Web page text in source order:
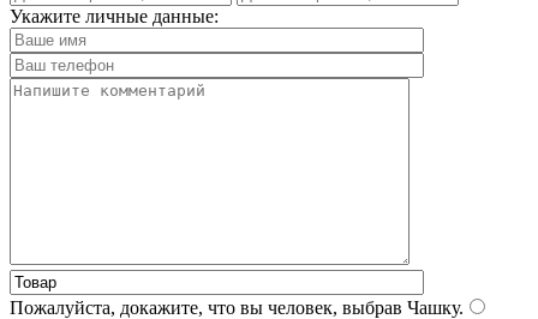
Укажите личные данные:
Пожалуйста, докажите, что вы человек, выбрав Чашку.